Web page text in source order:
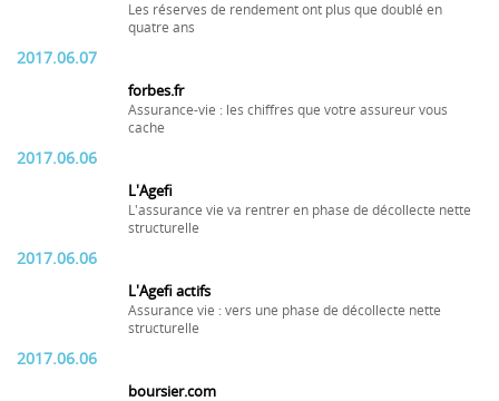
Les réserves de rendement ont plus que doublé en
quatre ans
2017.06.07
forbes.fr
Assurance-vie : les chiffres que votre assureur vous
cache
2017.06.06
L'Agefi
L'assurance vie va rentrer en phase de décollecte nette
structurelle
2017.06.06
L'Agefi actifs
Assurance vie : vers une phase de décollecte nette
structurelle
2017.06.06
boursier.com